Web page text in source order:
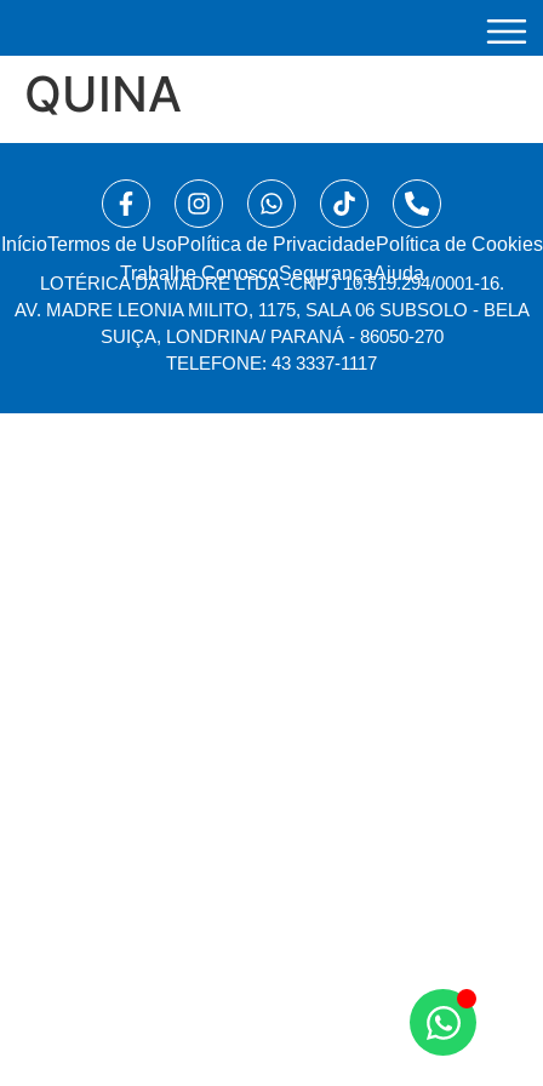
QUINA
Início⁠Termos de UsoPolítica de PrivacidadePolítica de Cookies
Trabalhe ConoscoSegurançaAjuda
LOTÉRICA DA MADRE LTDA -CNPJ 10.519.294/0001-16.
AV. MADRE LEONIA MILITO, 1175, SALA 06 SUBSOLO - BELA
SUIÇA, LONDRINA/ PARANÁ - 86050-270
TELEFONE: 43 3337-1117